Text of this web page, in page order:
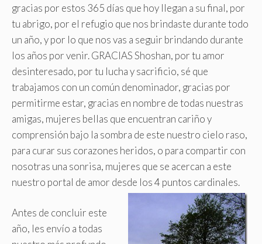
gracias por estos 365 días que hoy llegan a su final, por
tu abrigo, por el refugio que nos brindaste durante todo
un año, y por lo que nos vas a seguir brindando durante
los años por venir. GRACIAS Shoshan, por tu amor
desinteresado, por tu lucha y sacrificio, sé que
trabajamos con un común denominador, gracias por
permitirme estar, gracias en nombre de todas nuestras
amigas, mujeres bellas que encuentran cariño y
comprensión bajo la sombra de este nuestro cielo raso,
para curar sus corazones heridos, o para compartir con
nosotras una sonrisa, mujeres que se acercan a este
nuestro portal de amor desde los 4 puntos cardinales.
Antes de concluir este
año, les envío a todas